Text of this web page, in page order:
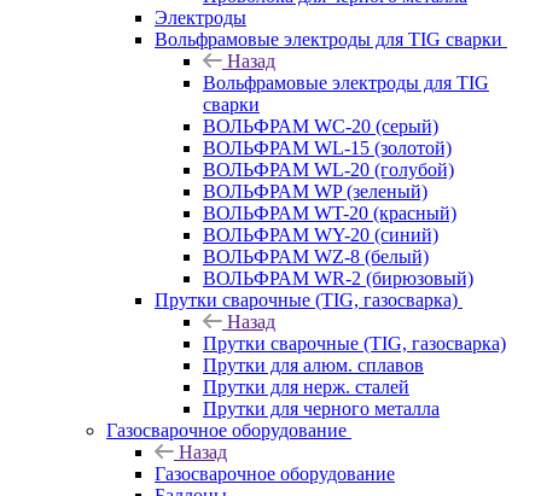
Электроды
Вольфрамовые электроды для TIG сварки
Назад
Вольфрамовые электроды для TIG
сварки
ВОЛЬФРАМ WC-20 (серый)
ВОЛЬФРАМ WL-15 (золотой)
ВОЛЬФРАМ WL-20 (голубой)
ВОЛЬФРАМ WP (зеленый)
ВОЛЬФРАМ WT-20 (красный)
ВОЛЬФРАМ WY-20 (синий)
ВОЛЬФРАМ WZ-8 (белый)
ВОЛЬФРАМ WR-2 (бирюзовый)
Прутки сварочные (TIG, газосварка)
Назад
Прутки сварочные (TIG, газосварка)
Прутки для алюм. сплавов
Прутки для нерж. сталей
Прутки для черного металла
Газосварочное оборудование
Назад
Газосварочное оборудование